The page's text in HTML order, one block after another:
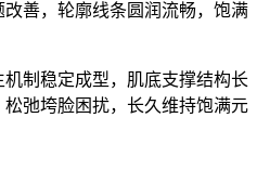
善，轮廓线条圆润流畅，饱满
机制稳定成型，肌底支撑结构长
弛垮脸困扰，长久维持饱满元